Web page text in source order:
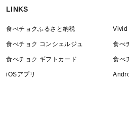
LINKS
食べチョクふるさと納税 Vivid
食べチョク コンシェルジュ 食べ
食べチョク ギフトカード 食べ
iOSアプリ